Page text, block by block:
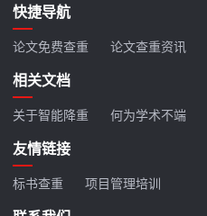
快捷导航
论文免费查重 论文查重资讯
相关文档
关于智能降重 何为学术不端
友情链接
标书查重 项目管理培训